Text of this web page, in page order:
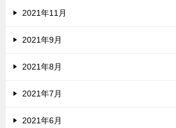
2021年11月
2021年9月
2021年8月
2021年7月
2021年6月